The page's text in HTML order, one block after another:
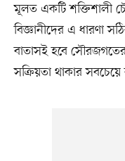
মূলত একটি শক্তিশালী
বিজ্ঞানীদের এ ধারণা
বাতাসই হবে
সক্রিয়তা থাকার